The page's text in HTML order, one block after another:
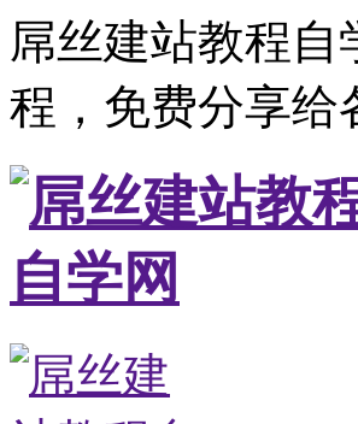
屌丝建站教程
程，免费分享给